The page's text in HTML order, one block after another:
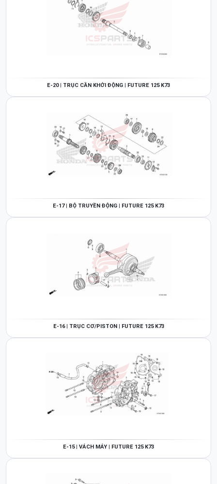
E-20 | TRỤC CẦN KHỞI ĐỘNG | FUTURE 125 K73
E-17 | BỘ TRUYỀN ĐỘNG | FUTURE 125 K73
E-16 | TRỤC CƠ/PISTON | FUTURE 125 K73
E-15 | VÁCH MÁY | FUTURE 125 K73